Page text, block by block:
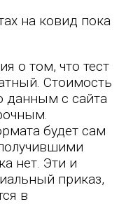
на ковид пока
о том, что тест
Стоимость
данным с сайта
будет сам
нет. Эти и
приказ,
в